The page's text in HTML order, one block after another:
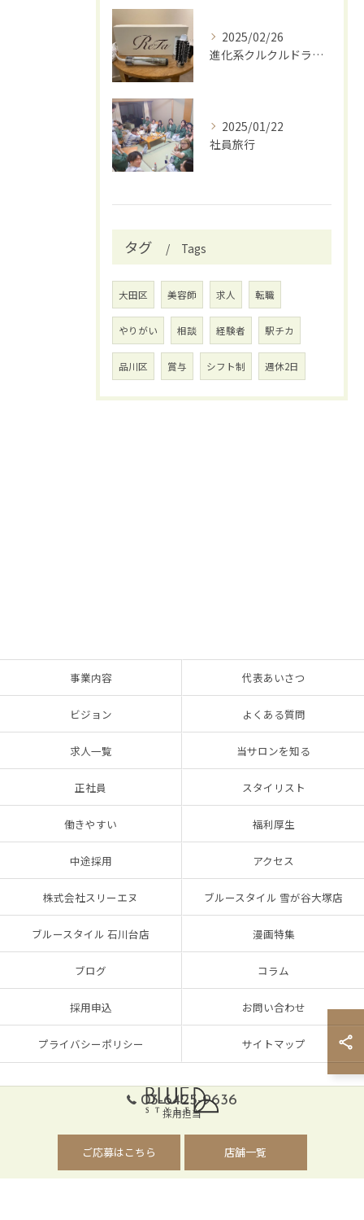
2025/02/26
進化系クルクルドライヤー
2025/01/22
社員旅行
タグ Tags
大田区 美容師 求人 転職
やりがい 相談 経験者 駅チカ
品川区 賞与 シフト制 週休2日
03-6425-9636
採用担当
ご応募はこちら 店舗一覧
事業内容 代表あいさつ
ビジョン よくある質問
求人一覧 当サロンを知る
正社員 スタイリスト
働きやすい 福利厚生
中途採用 アクセス
株式会社スリーエヌ ブルースタイル 雪が谷大塚店
ブルースタイル 石川台店 漫画特集
ブログ コラム
採用申込 お問い合わせ
プライバシーポリシー サイトマップ
© 2026 東京都大田区で美容師の求人なら株式会社スリーエヌ ALL RIGHTS